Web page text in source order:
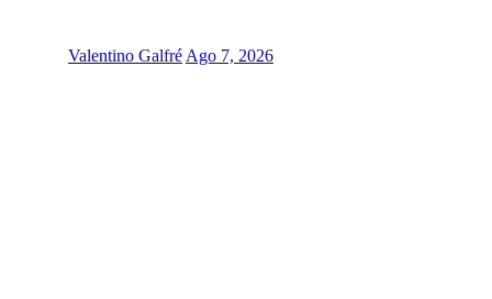
Valentino Galfré Ago 7, 2026